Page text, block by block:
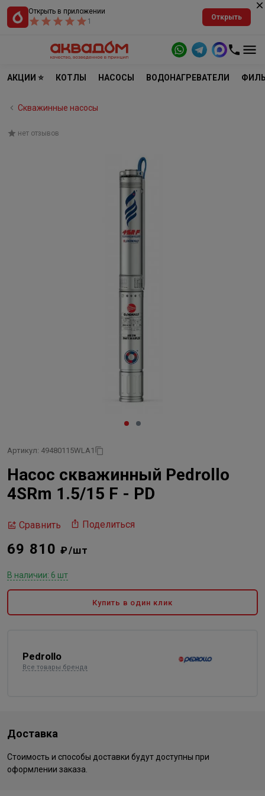
Открыть в приложении
1
Открыть
АКЦИИ ⭐ КОТЛЫ НАСОСЫ ВОДОНАГРЕВАТЕЛИ
Скважинные насосы
нет отзывов
Артикул: 49480115WLA1
Насос скважинный Pedrollo
4SRm 1.5/15 F - PD
Сравнить Поделиться
69 810₽/шт
В наличии: 6 шт
Купить в один клик
Pedrollo
Все товары бренда
Доставка
Стоимость и способы доставки будут доступны при
оформлении заказа.